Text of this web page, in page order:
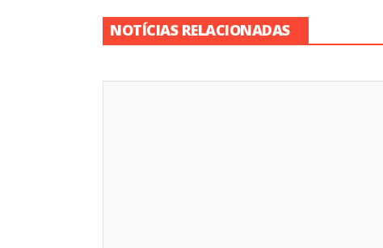
NOTÍCIAS RELACIONADAS